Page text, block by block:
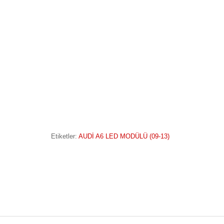
Etiketler: AUDİ A6 LED MODÜLÜ (09-13)